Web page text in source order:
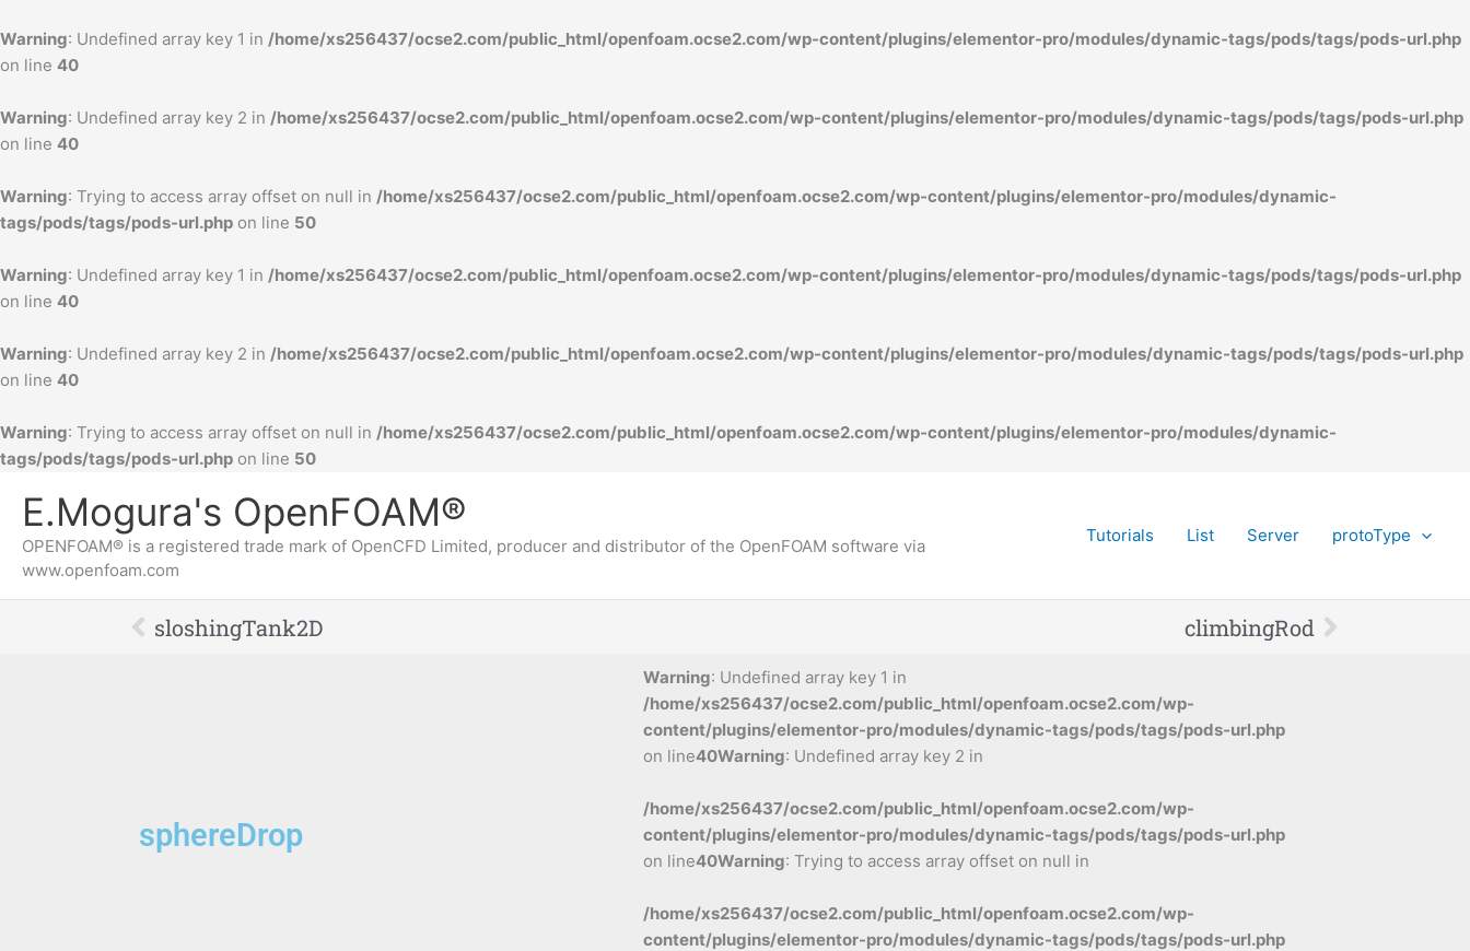
Warning: Undefined array key 1 in /home/xs256437/ocse2.com/public_html/openfoam.ocse2.com/wp-content/plugins/elementor-pro/modules/dynamic-tags/pods/tags/pods-url.php
on line 40
Warning: Undefined array key 2 in /home/xs256437/ocse2.com/public_html/openfoam.ocse2.com/wp-content/plugins/elementor-pro/modules/dynamic-tags/pods/tags/pods-url.php
on line 40
Warning: Trying to access array offset on null in /home/xs256437/ocse2.com/public_html/openfoam.ocse2.com/wp-content/plugins/elementor-pro/modules/dynamic-
tags/pods/tags/pods-url.php on line 50
Warning: Undefined array key 1 in /home/xs256437/ocse2.com/public_html/openfoam.ocse2.com/wp-content/plugins/elementor-pro/modules/dynamic-tags/pods/tags/pods-url.php
on line 40
Warning: Undefined array key 2 in /home/xs256437/ocse2.com/public_html/openfoam.ocse2.com/wp-content/plugins/elementor-pro/modules/dynamic-tags/pods/tags/pods-url.php
on line 40
Warning: Trying to access array offset on null in /home/xs256437/ocse2.com/public_html/openfoam.ocse2.com/wp-content/plugins/elementor-pro/modules/dynamic-
tags/pods/tags/pods-url.php on line 50
容
を
キ
ッ
E.Mogura's OpenFOAM®
OPENFOAM® is a registered trade mark of OpenCFD Limited, producer and distributor of the OpenFOAM software via
www.openfoam.com
Tutorials List Server protoType
Prev
sloshingTank2D climbingRod Next
sphereDrop
Warning: Undefined array key 1 in
/home/xs256437/ocse2.com/public_html/openfoam.ocse2.com/wp-
content/plugins/elementor-pro/modules/dynamic-tags/pods/tags/pods-url.php
on line40Warning: Undefined array key 2 in
/home/xs256437/ocse2.com/public_html/openfoam.ocse2.com/wp-
content/plugins/elementor-pro/modules/dynamic-tags/pods/tags/pods-url.php
on line40Warning: Trying to access array offset on null in
/home/xs256437/ocse2.com/public_html/openfoam.ocse2.com/wp-
content/plugins/elementor-pro/modules/dynamic-tags/pods/tags/pods-url.php